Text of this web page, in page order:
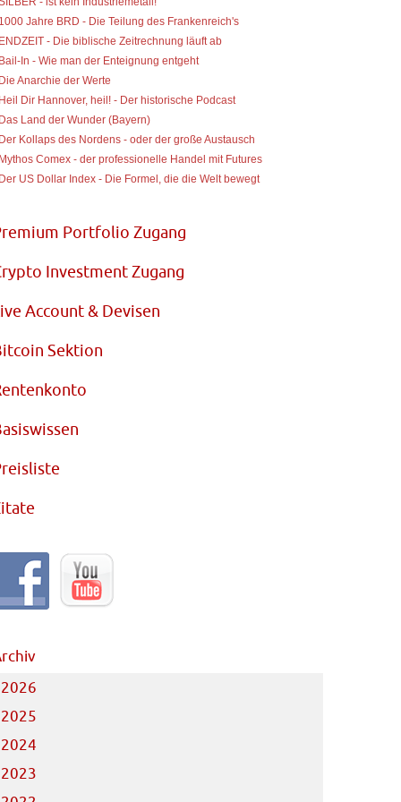
Jahre BRD - Die Teilung des Frankenreich's
- Die biblische Zeitrechnung läuft ab
In - Wie man der Enteignung entgeht
Anarchie der Werte
Dir Hannover, heil! - Der historische Podcast
Land der Wunder (Bayern)
Kollaps des Nordens - oder der große Austausch
Comex - der professionelle Handel mit Futures
US Dollar Index - Die Formel, die die Welt bewegt
Portfolio Zugang
Investment Zugang
Account & Devisen
Sektion
2026
2025
2024
2023